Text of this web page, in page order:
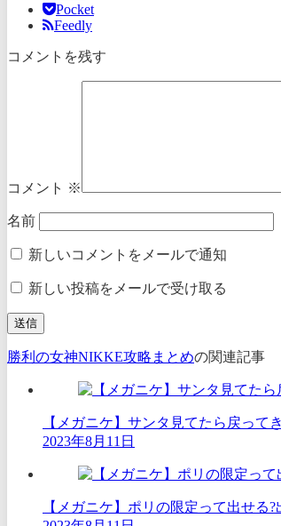
Pocket
Feedly
コメントを残す
コメント ※
名前
新しいコメントをメールで通知
新しい投稿をメールで受け取る
勝利の女神NIKKE攻略まとめの関連記事
【メガニケ】サンタ見てたら戻って
2023年8月11日
【メガニケ】ポリの限定って出せる?